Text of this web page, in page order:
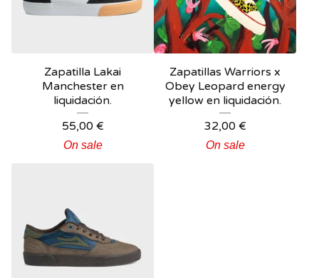
Zapatilla Lakai
Manchester en
liquidación.
55,00 €
On sale
Zapatillas Warriors x
Obey Leopard energy
yellow en liquidación.
32,00 €
On sale